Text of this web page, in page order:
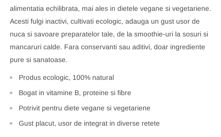
alimentatia echilibrata, mai ales in dietele vegane si vegetariene.
Acesti fulgi inactivi, cultivati ecologic, adauga un gust usor de
nuca si savoare preparatelor tale, de la smoothie-uri la sosuri si
mancaruri calde. Fara conservanti sau aditivi, doar ingrediente
pure si sanatoase.
Produs ecologic, 100% natural
Bogat in vitamine B, proteine si fibre
Potrivit pentru diete vegane si vegetariene
Gust placut, usor de integrat in diverse retete